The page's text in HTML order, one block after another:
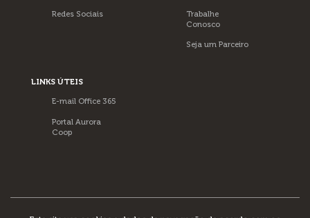
Redes Sociais
Trabalhe
Conosco
Seja um Parceiro
LINKS ÚTEIS
E-mail Office 365
Portal Aurora
Coop